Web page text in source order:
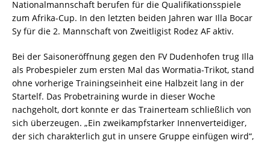
Nationalmannschaft berufen für die Qualifikationsspiele
zum Afrika-Cup. In den letzten beiden Jahren war Illa Bocar
Sy für die 2. Mannschaft von Zweitligist Rodez AF aktiv.
Bei der Saisoneröffnung gegen den FV Dudenhofen trug Illa
als Probespieler zum ersten Mal das Wormatia-Trikot, stand
ohne vorherige Trainingseinheit eine Halbzeit lang in der
Startelf. Das Probetraining wurde in dieser Woche
nachgeholt, dort konnte er das Trainerteam schließlich von
sich überzeugen. „Ein zweikampfstarker Innenverteidiger,
der sich charakterlich gut in unsere Gruppe einfügen wird“,